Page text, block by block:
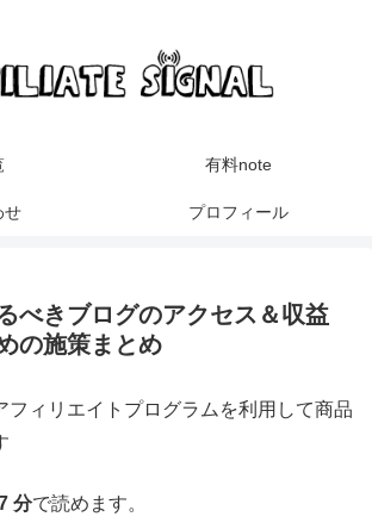
有料note
せ プロフィール
べきブログのアクセス＆収益
の施策まとめ
ィリエイトプログラムを利用して商品
分で読めます。